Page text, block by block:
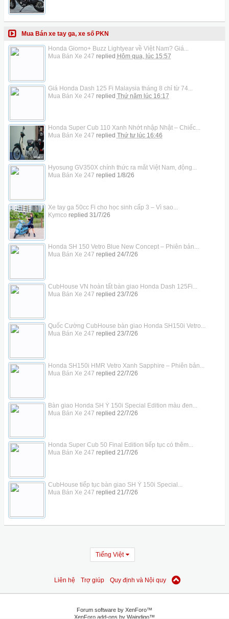
Mua Bán xe tay ga, xe số PKN
Honda Giorno+ Buzz Lightyear về Việt Nam? Giá...
Mua Bán Xe 247 replied Hôm qua, lúc 15:57
Giá Honda Dash 125 Fi Malaysia tháng 8 chỉ từ 74...
Mua Bán Xe 247 replied Thứ năm lúc 16:17
Honda Super Cub 110 Xanh Nhớt nhập Nhật – Chiếc...
Mua Bán Xe 247 replied Thứ tư lúc 16:46
Hyosung GV350X chính thức ra mắt Việt Nam, động...
Mua Bán Xe 247 replied 1/8/26
Xe tay ga 50cc Fi cho học sinh cấp 3 – Vì sao...
Kymco replied 31/7/26
Honda SH 150 Vetro Blue New Concept – Phiên bản...
Mua Bán Xe 247 replied 24/7/26
CubHouse VN hoàn tất bàn giao Honda Dash 125Fi...
Mua Bán Xe 247 replied 23/7/26
Quốc Cường CubHouse bàn giao Honda SH150i Vetro...
Mua Bán Xe 247 replied 23/7/26
Honda SH150i HMR Vetro Xanh Sapphire – Phiên bản...
Mua Bán Xe 247 replied 22/7/26
Bàn giao Honda SH Ý 150i Special Edition màu đen...
Mua Bán Xe 247 replied 22/7/26
Honda Super Cub 50 Final Edition tiếp tục có thêm...
Mua Bán Xe 247 replied 21/7/26
CubHouse tiếp tục bàn giao SH Ý 150i Special...
Mua Bán Xe 247 replied 21/7/26
Tiếng Việt
Liên hệ Trợ giúp Quy định và Nội quy
Forum software by XenForo™
XenForo add-ons by Waindigo™